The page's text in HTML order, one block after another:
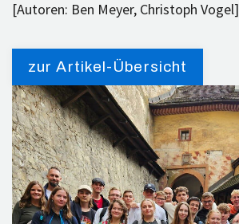
[Autoren: Ben Meyer, Christoph Vogel]
zur Artikel-Übersicht